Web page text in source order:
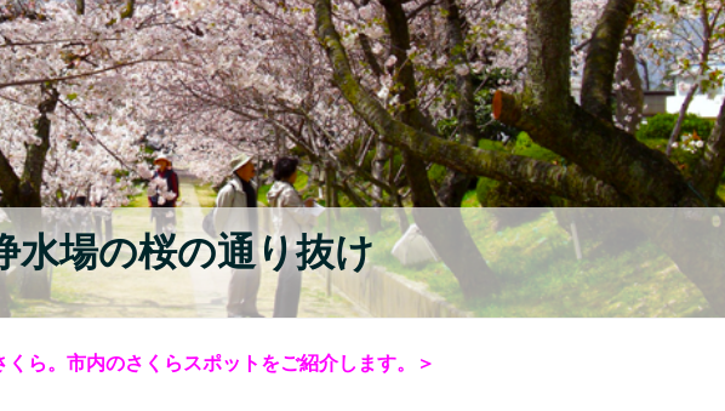
水場の桜の通り抜け
くら。市内のさくらスポットをご紹介します。＞